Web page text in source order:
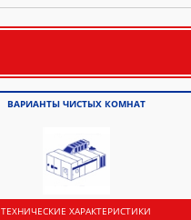
ВАРИАНТЫ ЧИСТЫХ КОМНАТ
ТЕХНИЧЕСКИЕ ХАРАКТЕРИСТИКИ